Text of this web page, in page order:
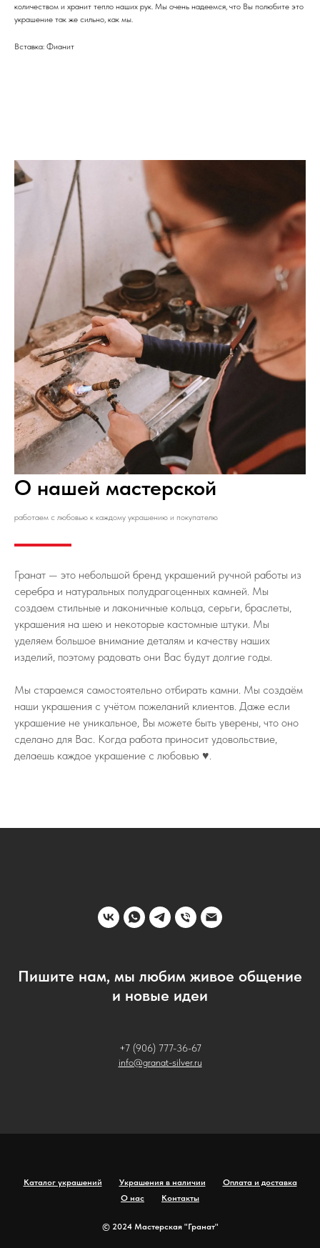
количеством и хранит тепло наших рук. Мы очень надеемся, что Вы полюбите это
украшение так же сильно, как мы.
Вставка: Фианит
О нашей мастерской
работаем с любовью к каждому украшению и покупателю
Гранат — это небольшой бренд украшений ручной работы из
серебра и натуральных полудрагоценных камней. Мы
создаем стильные и лаконичные кольца, серьги, браслеты,
украшения на шею и некоторые кастомные штуки. Мы
уделяем большое внимание деталям и качеству наших
изделий, поэтому радовать они Вас будут долгие годы.
Мы стараемся самостоятельно отбирать камни. Мы создаём
наши украшения с учётом пожеланий клиентов. Даже если
украшение не уникальное, Вы можете быть уверены, что оно
сделано для Вас. Когда работа приносит удовольствие,
делаешь каждое украшение с любовью ♥️.
Пишите нам, мы любим живое общение
и новые идеи
+7 (906) 777-36-67
info@granat-silver.ru
Каталог украшений Украшения в наличии
Оплата и доставка
О нас
Контакты
© 2024 Мастерская "Гранат"